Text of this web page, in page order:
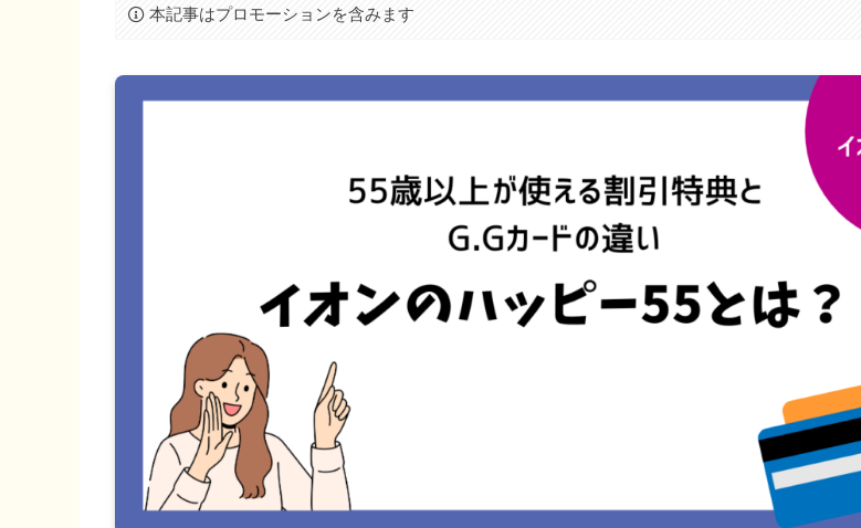
本記事はプロモーションを含みます